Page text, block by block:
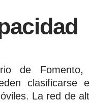
de
clasificarse
La red de